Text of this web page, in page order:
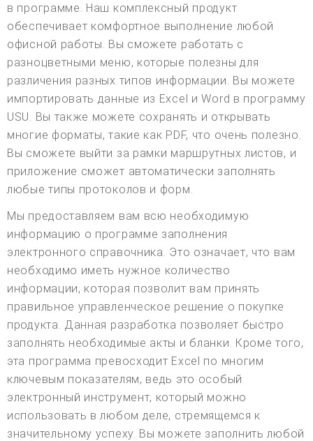
в программе. Наш комплексный продукт
обеспечивает комфортное выполнение любой
офисной работы. Вы сможете работать с
разноцветными меню, которые полезны для
различения разных типов информации. Вы можете
импортировать данные из Excel и Word в программу
USU. Вы также можете сохранять и открывать
многие форматы, такие как PDF, что очень полезно.
Вы сможете выйти за рамки маршрутных листов, и
приложение сможет автоматически заполнять
любые типы протоколов и форм.
Мы предоставляем вам всю необходимую
информацию о программе заполнения
электронного справочника. Это означает, что вам
необходимо иметь нужное количество
информации, которая позволит вам принять
правильное управленческое решение о покупке
продукта. Данная разработка позволяет быстро
заполнять необходимые акты и бланки. Кроме того,
эта программа превосходит Excel по многим
ключевым показателям, ведь это особый
электронный инструмент, который можно
использовать в любом деле, стремящемся к
значительному успеху. Вы можете заполнить любой